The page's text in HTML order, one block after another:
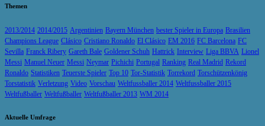
Themen
2013/2014 2014/2015 Argentinien Bayern München bester Spieler in Europa Brasilien
Champions League Clásico Cristiano Ronaldo El Clásico EM 2016 FC Barcelona FC
Sevilla Franck Ribery Gareth Bale Goldener Schuh Hattrick Interview Liga BBVA Lionel
Messi Manuel Neuer Messi Neymar Pichichi Portugal Ranking Real Madrid Rekord
Ronaldo Statistiken Teuerste Spieler Top 10 Tor-Statistik Torrekord Torschützenkönig
Torstatistik Verletzung Video Vorschau Weltfussballer 2014 Weltfussballer 2015
Weltfußballer Weltfußballer Weltfußballer 2013 WM 2014
Aktuelle Umfrage